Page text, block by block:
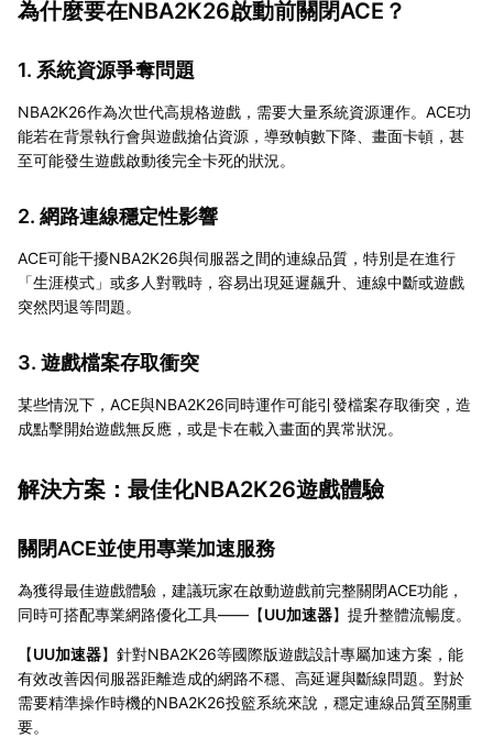
為什麼要在NBA2K26啟動前關閉ACE？
1. 系統資源爭奪問題
NBA2K26作為次世代高規格遊戲，需要大量系統資源運作。ACE功
能若在背景執行會與遊戲搶佔資源，導致幀數下降、畫面卡頓，甚
至可能發生遊戲啟動後完全卡死的狀況。
2. 網路連線穩定性影響
ACE可能干擾NBA2K26與伺服器之間的連線品質，特別是在進行
「生涯模式」或多人對戰時，容易出現延遲飆升、連線中斷或遊戲
突然閃退等問題。
3. 遊戲檔案存取衝突
某些情況下，ACE與NBA2K26同時運作可能引發檔案存取衝突，造
成點擊開始遊戲無反應，或是卡在載入畫面的異常狀況。
解決方案：最佳化NBA2K26遊戲體驗
關閉ACE並使用專業加速服務
為獲得最佳遊戲體驗，建議玩家在啟動遊戲前完整關閉ACE功能，
同時可搭配專業網路優化工具——【UU加速器】提升整體流暢度。
【UU加速器】針對NBA2K26等國際版遊戲設計專屬加速方案，能
有效改善因伺服器距離造成的網路不穩、高延遲與斷線問題。對於
需要精準操作時機的NBA2K26投籃系統來說，穩定連線品質至關重
要。